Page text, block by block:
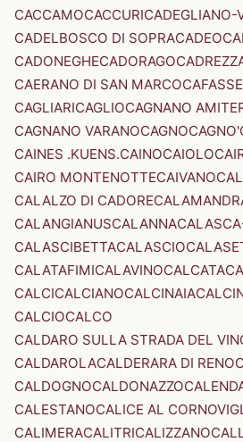
CACCAMOCACCURICADEGLIANO-
CADELBOSCO DI SOPRACADEO
CADONEGHECADORAGO
CAERANO DI SAN MARCOCAFASSE
CAGLIARICAGLIOCAGNANO
CAGNANO VARANOCAGNOCAGNO'
CAINES .KUENS.CAINOCAIOLO
CAIRO MONTENOTTECAIVANO
CALALZO DI CADORE
CALANGIANUSCALANNA
CALASCIBETTACALASCIO
CALATAFIMICALAVINOCALCATA
CALCICALCIANOCALCINAIA
CALCIOCALCO
CALDARO SULLA STRADA DEL
CALDAROLACALDERARA DI RENO
CALDOGNOCALDONAZZO
CALESTANOCALICE AL
CALIMERACALITRICALIZZANO